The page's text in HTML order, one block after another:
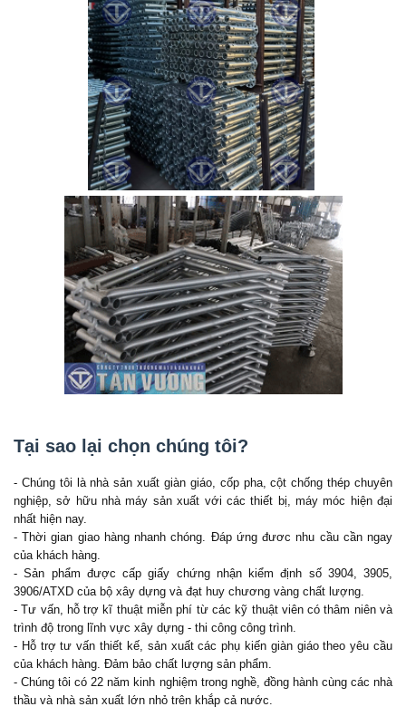
Tại sao lại chọn chúng tôi?
- Chúng tôi là nhà sản xuất giàn giáo, cốp pha, cột chống thép chuyên
nghiệp, sở hữu nhà máy sản xuất với các thiết bị, máy móc hiện đại
nhất hiện nay.
- Thời gian giao hàng nhanh chóng. Đáp ứng đươc nhu cầu cần ngay
của khách hàng.
- Sản phẩm được cấp giấy chứng nhận kiểm định số 3904, 3905,
3906/ATXD của bộ xây dựng và đạt huy chương vàng chất lượng.
- Tư vấn, hỗ trợ kĩ thuật miễn phí từ các kỹ thuật viên có thâm niên và
trình độ trong lĩnh vực xây dựng - thi công công trình.
- Hỗ trợ tư vấn thiết kế, sản xuất các phụ kiến giàn giáo theo yêu cầu
của khách hàng. Đảm bảo chất lượng sản phẩm.
- Chúng tôi có 22 năm kinh nghiệm trong nghề, đồng hành cùng các nhà
thầu và nhà sản xuất lớn nhỏ trên khắp cả nước.